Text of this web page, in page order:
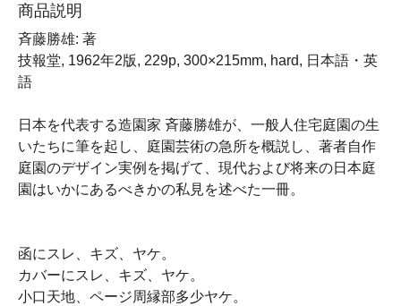
商品説明
斉藤勝雄: 著
技報堂, 1962年2版, 229p, 300×215mm, hard, 日本語・英
語
日本を代表する造園家 斉藤勝雄が、一般人住宅庭園の生
いたちに筆を起し、庭園芸術の急所を概説し、著者自作
庭園のデザイン実例を掲げて、現代および将来の日本庭
園はいかにあるべきかの私見を述べた一冊。
函にスレ、キズ、ヤケ。
カバーにスレ、キズ、ヤケ。
小口天地、ページ周縁部多少ヤケ。